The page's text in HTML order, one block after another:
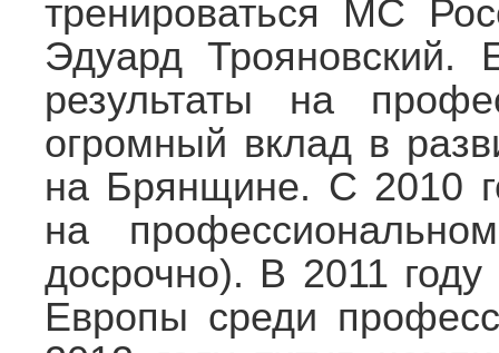
тренироваться МС
Эдуард Трояновский.
результаты на
огромный вклад в
на Брянщине. С 2010
на
досрочно). В 2011
Европы среди